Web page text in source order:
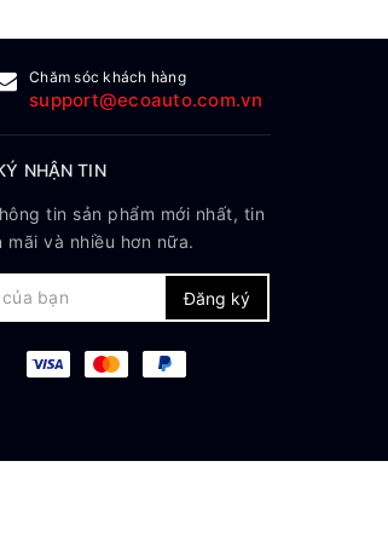
Chăm sóc khách hàng
support@ecoauto.com.vn
NHẬN TIN
tin sản phẩm mới nhất, tin
mãi và nhiều hơn nữa.
Đăng ký